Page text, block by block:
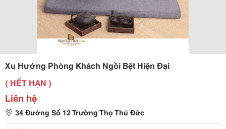
Xu Hướng Phòng Khách Ngồi Bệt Hiện Đại
( HẾT HẠN )
Liên hệ
34 Đường Số 12 Trường Thọ Thủ Đức